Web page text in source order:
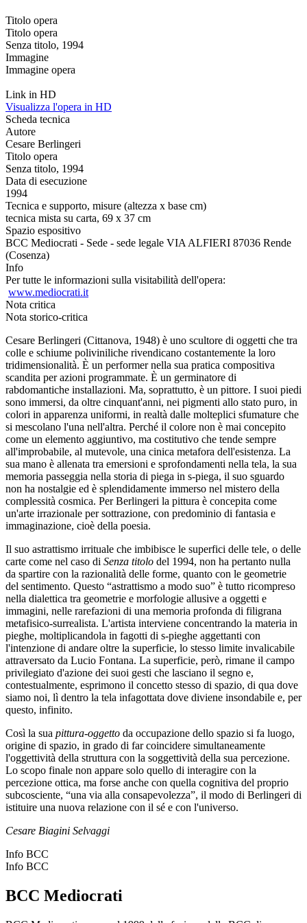
Titolo opera
Titolo opera
Senza titolo, 1994
Immagine
Immagine opera
Link in HD
Visualizza l'opera in HD
Scheda tecnica
Autore
Cesare Berlingeri
Titolo opera
Senza titolo, 1994
Data di esecuzione
1994
Tecnica e supporto, misure (altezza x base cm)
tecnica mista su carta, 69 x 37 cm
Spazio espositivo
BCC Mediocrati - Sede - sede legale VIA ALFIERI 87036 Rende
(Cosenza)
Info
Per tutte le informazioni sulla visitabilità dell'opera:
www.mediocrati.it
Nota critica
Nota storico-critica
Cesare Berlingeri (Cittanova, 1948) è uno scultore di oggetti che tra
colle e schiume poliviniliche rivendicano costantemente la loro
tridimensionalità. È un performer nella sua pratica compositiva
scandita per azioni programmate. È un germinatore di
rabdomantiche installazioni. Ma, soprattutto, è un pittore. I suoi piedi
sono immersi, da oltre cinquant'anni, nei pigmenti allo stato puro, in
colori in apparenza uniformi, in realtà dalle molteplici sfumature che
si mescolano l'una nell'altra. Perché il colore non è mai concepito
come un elemento aggiuntivo, ma costitutivo che tende sempre
all'improbabile, al mutevole, una cinica metafora dell'esistenza. La
sua mano è allenata tra emersioni e sprofondamenti nella tela, la sua
memoria passeggia nella storia di piega in s-piega, il suo sguardo
non ha nostalgie ed è splendidamente immerso nel mistero della
complessità cosmica. Per Berlingeri la pittura è concepita come
un'arte irrazionale per sottrazione, con predominio di fantasia e
immaginazione, cioè della poesia.
Il suo astrattismo irrituale che imbibisce le superfici delle tele, o delle
carte come nel caso di Senza titolo del 1994, non ha pertanto nulla
da spartire con la razionalità delle forme, quanto con le geometrie
del sentimento. Questo “astrattismo a modo suo” è tutto ricompreso
nella dialettica tra geometrie e morfologie allusive a oggetti e
immagini, nelle rarefazioni di una memoria profonda di filigrana
metafisico-surrealista. L'artista interviene concentrando la materia in
pieghe, moltiplicandola in fagotti di s-pieghe aggettanti con
l'intenzione di andare oltre la superficie, lo stesso limite invalicabile
attraversato da Lucio Fontana. La superficie, però, rimane il campo
privilegiato d'azione dei suoi gesti che lasciano il segno e,
contestualmente, esprimono il concetto stesso di spazio, di qua dove
siamo noi, lì dentro la tela infagottata dove diviene insondabile e, per
questo, infinito.
Così la sua pittura-oggetto da occupazione dello spazio si fa luogo,
origine di spazio, in grado di far coincidere simultaneamente
l'oggettività della struttura con la soggettività della sua percezione.
Lo scopo finale non appare solo quello di interagire con la
percezione ottica, ma forse anche con quella cognitiva del proprio
subcosciente, “una via alla consapevolezza”, il modo di Berlingeri di
istituire una nuova relazione con il sé e con l'universo.
Cesare Biagini Selvaggi
Info BCC
Info BCC
BCC Mediocrati